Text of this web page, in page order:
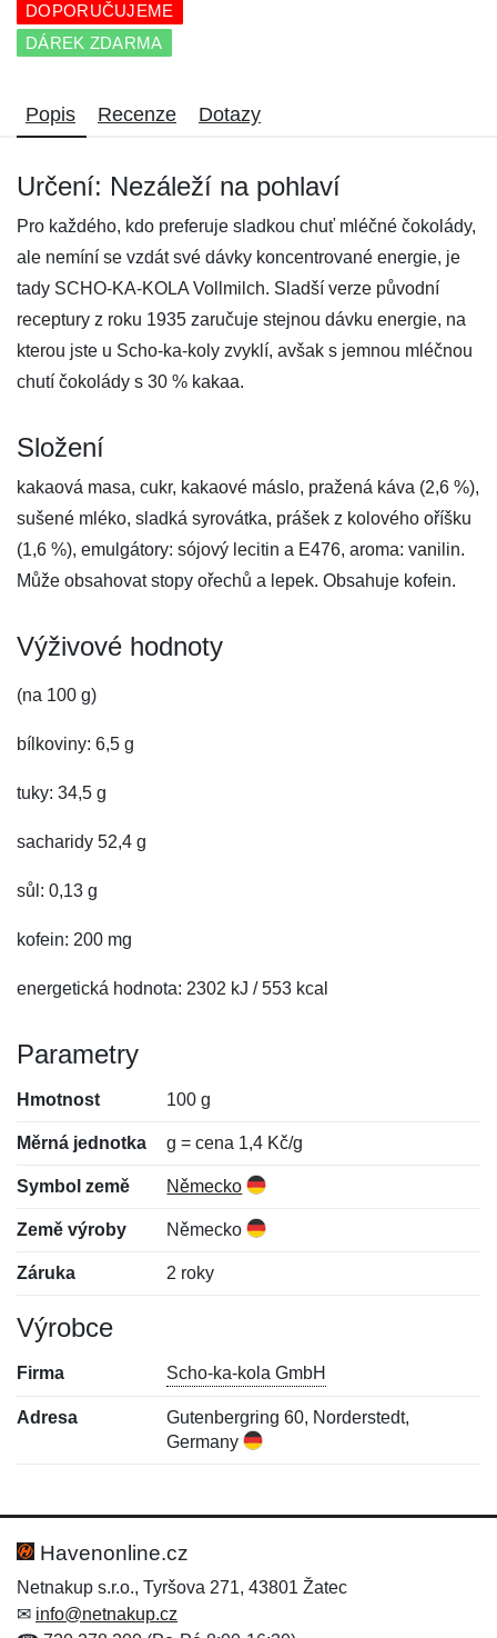
DOPORUČUJEME
DÁREK ZDARMA
Popis Recenze Dotazy
Určení: Nezáleží na pohlaví
Pro každého, kdo preferuje sladkou chuť mléčné čokolády,
ale nemíní se vzdát své dávky koncentrované energie, je
tady SCHO-KA-KOLA Vollmilch. Sladší verze původní
receptury z roku 1935 zaručuje stejnou dávku energie, na
kterou jste u Scho-ka-koly zvyklí, avšak s jemnou mléčnou
chutí čokolády s 30 % kakaa.
Složení
kakaová masa, cukr, kakaové máslo, pražená káva (2,6 %),
sušené mléko, sladká syrovátka, prášek z kolového oříšku
(1,6 %), emulgátory: sójový lecitin a E476, aroma: vanilin.
Může obsahovat stopy ořechů a lepek. Obsahuje kofein.
Výživové hodnoty
(na 100 g)
bílkoviny: 6,5 g
tuky: 34,5 g
sacharidy 52,4 g
sůl: 0,13 g
kofein: 200 mg
energetická hodnota: 2302 kJ / 553 kcal
Parametry
Hmotnost 100 g
Měrná jednotka g = cena 1,4 Kč/g
Symbol země Německo
Země výroby Německo
Záruka 2 roky
Výrobce
Firma Scho-ka-kola GmbH
Adresa
Gutenbergring 60, Norderstedt,
Germany
Hodnocení:
Jméno:
Havenonline.cz
Netnakup s.r.o., Tyršova 271, 43801 Žatec
✉ info@netnakup.cz